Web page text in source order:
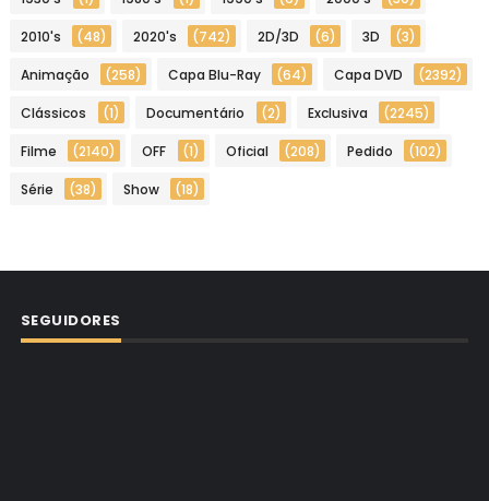
2010's (48) 2020's (742) 2D/3D (6) 3D (3)
Animação (258) Capa Blu-Ray (64) Capa DVD (2392)
Clássicos (1) Documentário (2) Exclusiva (2245)
Filme (2140) OFF (1) Oficial (208) Pedido (102)
Série (38) Show (18)
SEGUIDORES